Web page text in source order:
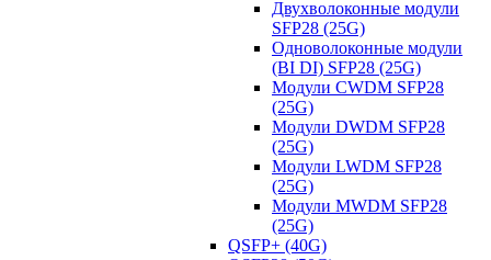
Двухволоконные модули
SFP28 (25G)
Одноволоконные модули
(BI DI) SFP28 (25G)
Модули CWDM SFP28
(25G)
Модули DWDM SFP28
(25G)
Модули LWDM SFP28
(25G)
Модули MWDM SFP28
(25G)
QSFP+ (40G)